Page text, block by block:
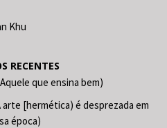
Khu
RECENTES
que ensina bem)
[hermética) é desprezada em
época)